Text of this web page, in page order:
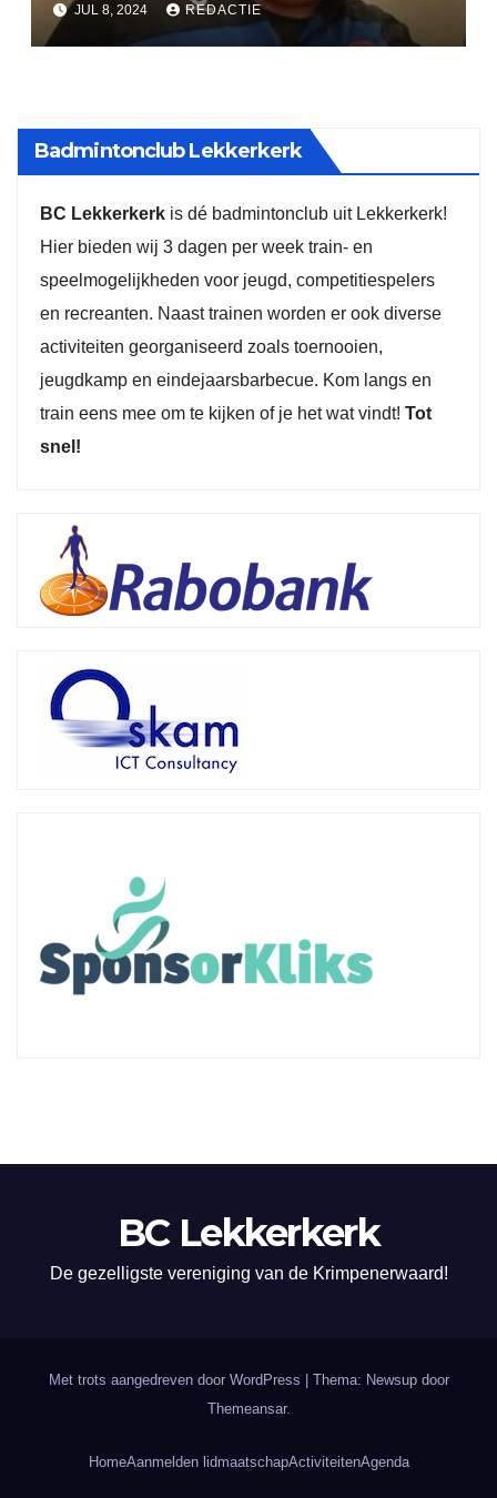
JUL 8, 2024 REDACTIE
Badmintonclub Lekkerkerk
BC Lekkerkerk is dé badmintonclub uit Lekkerkerk!
Hier bieden wij 3 dagen per week train- en
speelmogelijkheden voor jeugd, competitiespelers
en recreanten. Naast trainen worden er ook diverse
activiteiten georganiseerd zoals toernooien,
jeugdkamp en eindejaarsbarbecue. Kom langs en
train eens mee om te kijken of je het wat vindt! Tot
snel!
BC Lekkerkerk
De gezelligste vereniging van de Krimpenerwaard!
Met trots aangedreven door WordPress
Thema: Newsup door
Themeansar.
HomeAanmelden lidmaatschapActiviteitenAgenda